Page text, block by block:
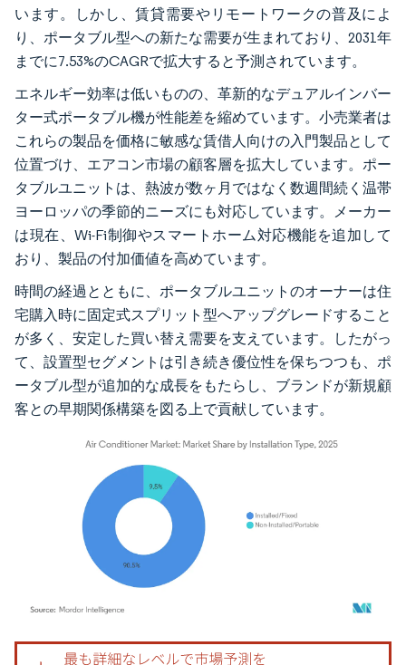
います。しかし、賃貸需要やリモートワークの普及によ
り、ポータブル型への新たな需要が生まれており、2031年
までに7.53%のCAGRで拡大すると予測されています。
エネルギー効率は低いものの、革新的なデュアルインバー
ター式ポータブル機が性能差を縮めています。小売業者は
これらの製品を価格に敏感な賃借人向けの入門製品として
位置づけ、エアコン市場の顧客層を拡大しています。ポー
タブルユニットは、熱波が数ヶ月ではなく数週間続く温帯
ヨーロッパの季節的ニーズにも対応しています。メーカー
は現在、Wi-Fi制御やスマートホーム対応機能を追加して
おり、製品の付加価値を高めています。
時間の経過とともに、ポータブルユニットのオーナーは住
宅購入時に固定式スプリット型へアップグレードすること
が多く、安定した買い替え需要を支えています。したがっ
て、設置型セグメントは引き続き優位性を保ちつつも、ポ
ータブル型が追加的な成長をもたらし、ブランドが新規顧
客との早期関係構築を図る上で貢献しています。
画像 © Mordor Intelligence。再利用にはCC BY 4.0の表示が必要です。